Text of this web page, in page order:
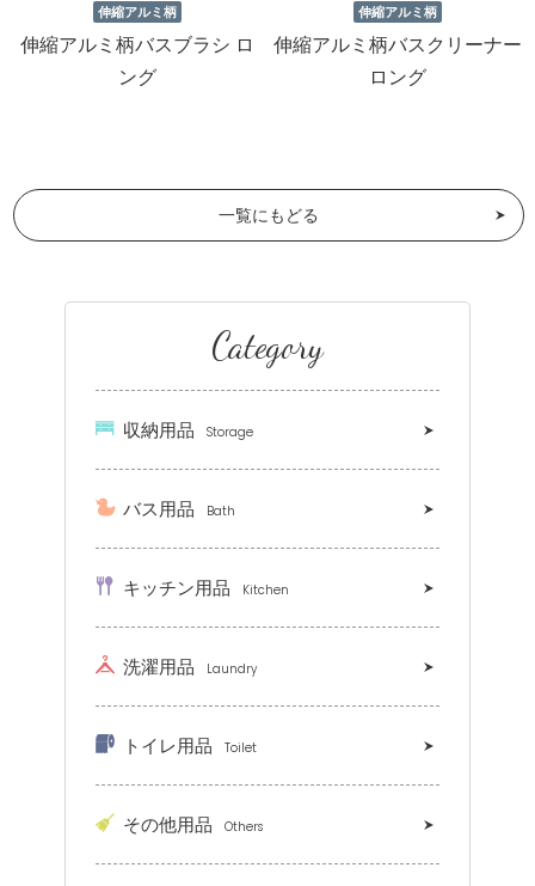
伸縮アルミ柄
伸縮アルミ柄バスブラシ ロ
ング
伸縮アルミ柄
伸縮アルミ柄バスクリーナー
ロング
一覧にもどる
Category
収納用品 Storage
バス用品 Bath
キッチン用品 Kitchen
洗濯用品 Laundry
トイレ用品 Toilet
その他用品 Others